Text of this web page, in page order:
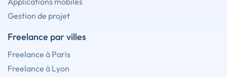
Gestion de projet
Freelance par villes
Freelance à Paris
Freelance à Lyon